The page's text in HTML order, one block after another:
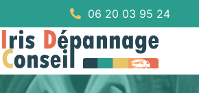
06 20 03 95 24